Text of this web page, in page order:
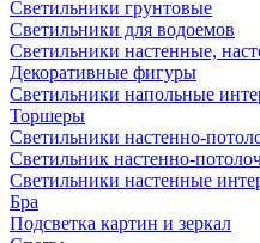
Светильники грунтовые
Светильники для водоемов
Светильники настенные,
Декоративные фигуры
Светильники напольные
Торшеры
Светильники настенно-
Светильник настенно-
Светильники настенные
Бра
Подсветка картин и зеркал